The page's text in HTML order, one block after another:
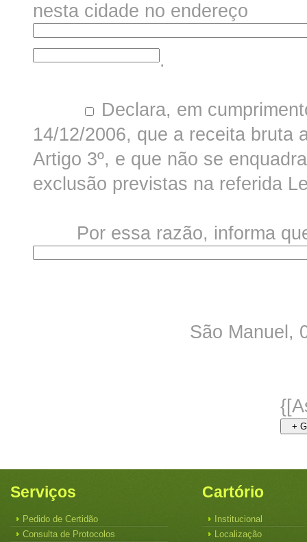
nesta cidade no endereço
.
Declara, em
14/12/2006, que a receita bruta
Artigo 3º, e que não se
exclusão previstas na referida
Por essa razão, informa que
São Manuel,
+
Serviços
Pedido de Certidão
Consulta de Protocolos
Cartório
Institucional
Localização